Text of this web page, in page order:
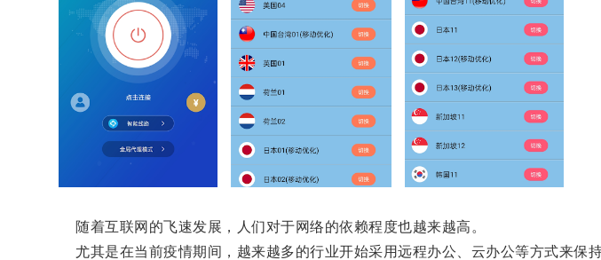
随着互联网的飞速发展，人们对于网络的依赖程度也越来越高。
尤其是在当前疫情期间，越来越多的行业开始采用远程办公、云办公等方式来保